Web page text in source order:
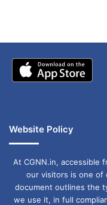
Website Policy
At CGNN.in, accessible
our visitors is one of
document outlines the
we use it, in full